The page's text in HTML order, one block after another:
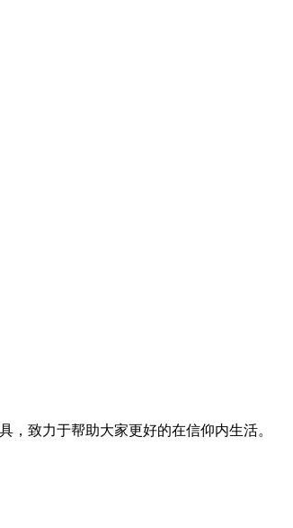
，致力于帮助大家更好的在信仰内生活。